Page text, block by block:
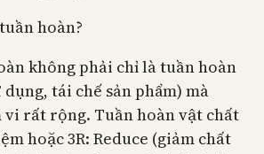
hoàn?
không phải chỉ là tuần hoàn
tái chế sản phẩm) mà
vi rất rộng. Tuần hoàn vật chất
hoặc 3R: Reduce (giảm chất